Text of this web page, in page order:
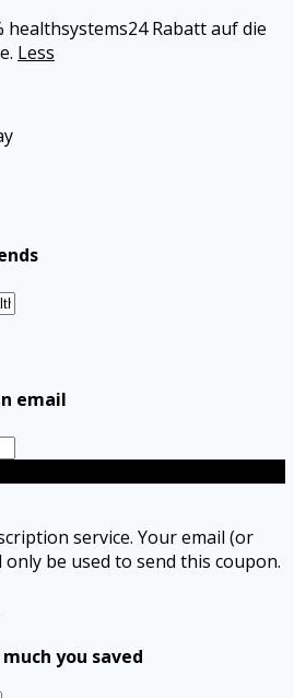
healthsystems24 Rabatt auf die
Less
email
service. Your email (or
be used to send this coupon.
you saved